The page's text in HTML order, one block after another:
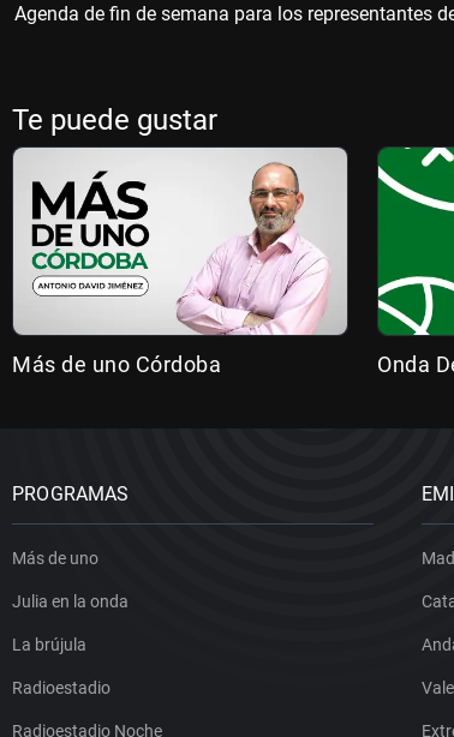
Agenda de fin de semana para los representantes
Te puede gustar
Más de uno Córdoba Onda
PROGRAMAS
Más de uno
Julia en la onda
La brújula
Radioestadio
Radioestadio Noche